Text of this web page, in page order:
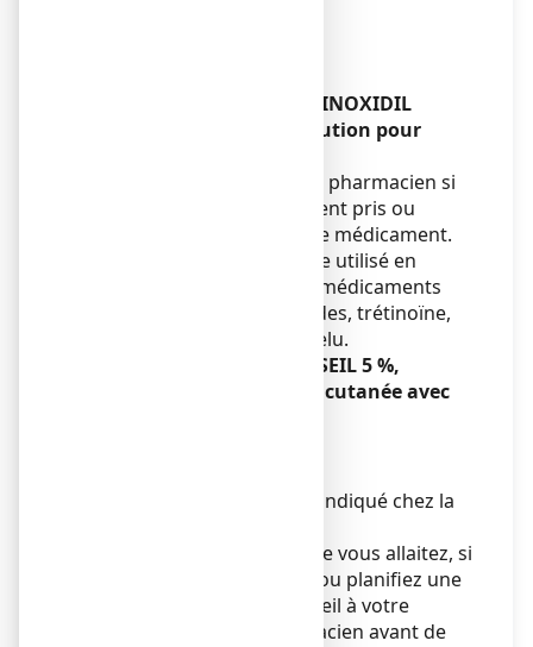
Autres médicaments et MINOXIDIL
SANDOZ CONSEIL 5 %, solution pour
Informez votre médecin ou pharmacien si
vous prenez, avez récemment pris ou
pourriez prendre tout autre médicament.
Le minoxidil ne doit pas être utilisé en
même temps que d'autres médicaments
(notamment, corticostéroïdes, trétinoïne,
anthraline) sur le cuir chevelu.
MINOXIDIL SANDOZ CONSEIL 5 %,
solution pour application cutanée avec
Ce médicament est contre-indiqué chez la
Si vous êtes enceinte ou que vous allaitez, si
vous pensez être enceinte ou planifiez une
grossesse, demandez conseil à votre
médecin ou à votre pharmacien avant de